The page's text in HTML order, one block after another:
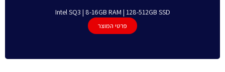
Intel SQ3 | 8-16GB RAM | 128-512GB SSD
פרטי המוצר